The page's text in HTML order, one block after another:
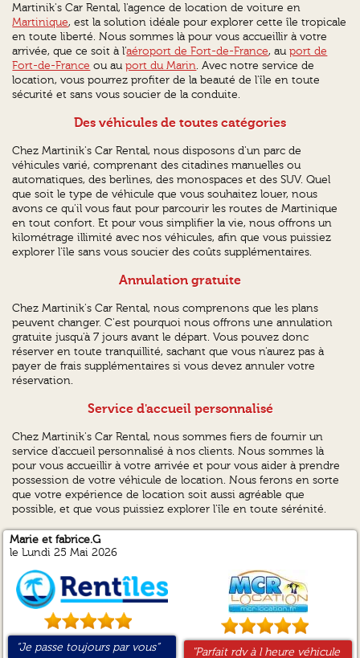
Martinik's Car Rental, l'agence de location de voiture en
Martinique, est la solution idéale pour explorer cette île tropicale
en toute liberté. Nous sommes là pour vous accueillir à votre
arrivée, que ce soit à l'aéroport de Fort-de-France, auport de
Fort-de-France ou auport du Marin. Avec notre service de
location, vous pourrez profiter de la beauté de l'île en toute
sécurité et sans vous soucier de la conduite.
Des véhicules de toutes catégories
Chez Martinik's Car Rental, nous disposons d'un parc de
véhicules varié, comprenant des citadines manuelles ou
automatiques, des berlines, des monospaces et des SUV. Quel
que soit le type de véhicule que vous souhaitez louer, nous
avons ce qu'il vous faut pour parcourir les routes de Martinique
en tout confort. Et pour vous simplifier la vie, nous offrons un
kilométrage illimité avec nos véhicules, afin que vous puissiez
explorer l'île sans vous soucier des coûts supplémentaires.
Annulation gratuite
Chez Martinik's Car Rental, nous comprenons que les plans
peuvent changer. C'est pourquoi nous offrons une annulation
gratuite jusqu'à 7 jours avant le départ. Vous pouvez donc
réserver en toute tranquillité, sachant que vous n'aurez pas à
payer de frais supplémentaires si vous devez annuler votre
réservation.
Service d'accueil personnalisé
Chez Martinik's Car Rental, nous sommes fiers de fournir un
service d'accueil personnalisé à nos clients. Nous sommes là
pour vous accueillir à votre arrivée et pour vous aider à prendre
possession de votre véhicule de location. Nous ferons en sorte
que votre expérience de location soit aussi agréable que
possible, et que vous puissiez explorer l'île en toute sérénité.
Marie et fabrice.G
le Lundi 25 Mai 2026
“Je passe toujours par vous” "Parfait rdv à l heure véhicule
Hugues.B
“R.A.S” "R.A.S"
Jean francois.B
“Site facile à exploiter
"Voiture conforme et propre
JEAN-MARC.B
“Très clairs” "Accueil parfait